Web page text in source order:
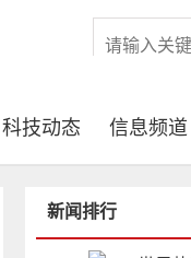
科技动态 信息频道
新闻排行